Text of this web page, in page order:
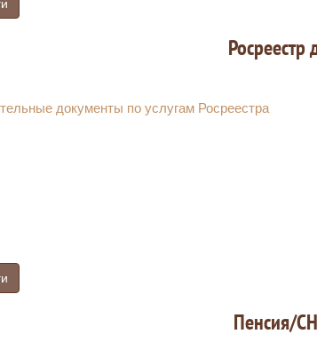
документы по услугам Росреестра
Пенсия/